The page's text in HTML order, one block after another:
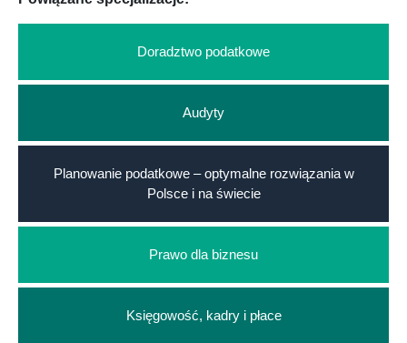
Doradztwo podatkowe
Audyty
Planowanie podatkowe – optymalne rozwiązania w
Polsce i na świecie
Prawo dla biznesu
Księgowość, kadry i płace